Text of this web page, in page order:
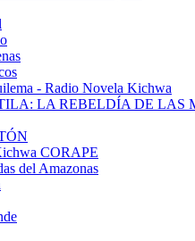
- Radio Novela Kichwa
LA REBELDÍA DE LAS
CORAPE
del Amazonas